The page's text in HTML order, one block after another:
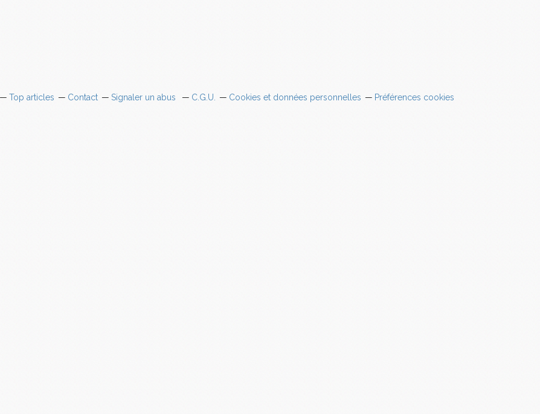
Top articles Contact Signaler un abus C.G.U. Cookies et données personnelles Préférences cookies